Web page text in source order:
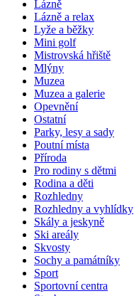
Lázně
Lázně a relax
Lyže a běžky
Mini golf
Mistrovská hřiště
Mlýny
Muzea
Muzea a galerie
Opevnění
Ostatní
Parky, lesy a sady
Poutní místa
Příroda
Pro rodiny s dětmi
Rodina a děti
Rozhledny
Rozhledny a vyhlídky
Skály a jeskyně
Ski areály
Skvosty
Sochy a památníky
Sport
Sportovní centra